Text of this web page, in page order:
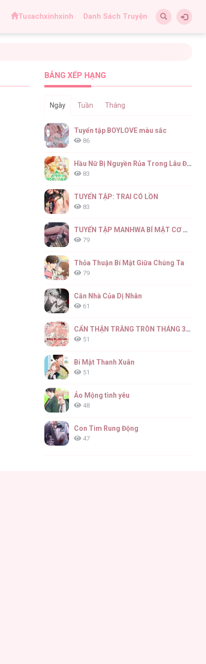
Tusachxinhxinh Danh Sách Truyện
BẢNG XẾP HẠNG
Ngày Tuần Tháng
Tuyển tập BOYLOVE màu sắc
86
Hầu Nữ Bị Nguyền Rủa Trong Lâu Đài Của Công Tước
83
TUYỂN TẬP: TRAI CÓ LỒN
83
TUYỂN TẬP MANHWA BÍ MẬT CƠ THỂ
79
Thỏa Thuận Bí Mật Giữa Chúng Ta
79
Căn Nhà Của Dị Nhân
61
CẨN THẬN TRĂNG TRÒN THÁNG 3 ĐẤY
51
Bí Mật Thanh Xuân
51
Ảo Mộng tình yêu
48
Con Tim Rung Động
47